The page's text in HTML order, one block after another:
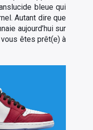
bleue qui
Autant dire que
aujourd’hui sur
êtes prêt(e) à